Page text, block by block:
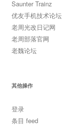
Saunter Trainz
优友手机技术论坛
老周光改日记网
老周部落官网
老魏论坛
其他操作
登录
条目 feed